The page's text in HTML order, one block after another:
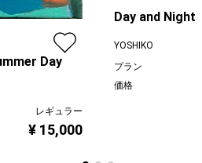
Day
レギュラー
¥ 15,000
Day and Night
YOSHIKO
プラン
価格